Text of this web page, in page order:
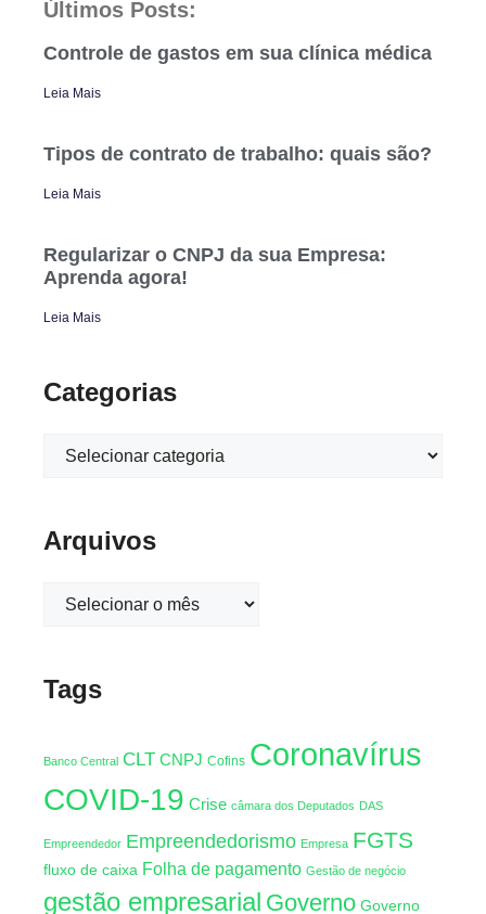
Últimos Posts:
Controle de gastos em sua clínica médica
Leia Mais
Tipos de contrato de trabalho: quais são?
Leia Mais
Regularizar o CNPJ da sua Empresa:
Aprenda agora!
Leia Mais
Categorias
Arquivos
Tags
Banco Central CLT CNPJ Cofins Coronavírus
COVID-19 Crise câmara dos Deputados DAS
Empreendedor Empreendedorismo Empresa FGTS
fluxo de caixa Folha de pagamento Gestão de negócio
gestão empresarial Governo Governo